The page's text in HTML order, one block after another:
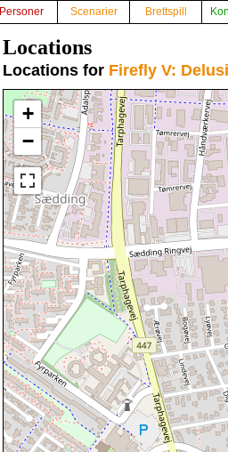
Personer Scenarier Brettspill
Locations
Locations for Firefly V:
+
−